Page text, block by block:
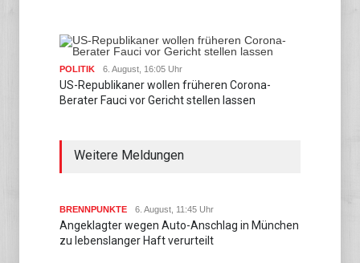
POLITIK 6. August, 16:05 Uhr
US-Republikaner wollen früheren Corona-
Berater Fauci vor Gericht stellen lassen
Weitere Meldungen
BRENNPUNKTE 6. August, 11:45 Uhr
Angeklagter wegen Auto-Anschlag in München
zu lebenslanger Haft verurteilt